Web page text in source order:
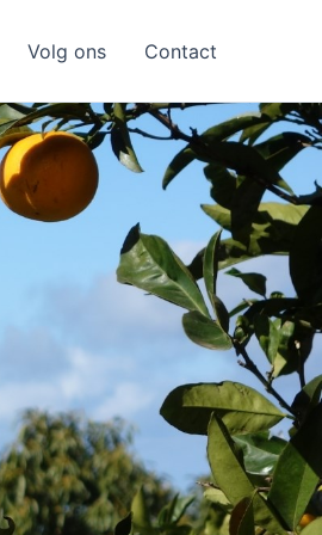
Volg ons Contact